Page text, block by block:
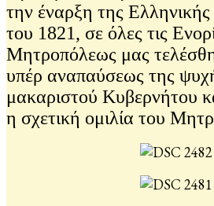
την έναρξη της
του 1821, σε όλες τις
Μητροπόλεως μας
υπέρ αναπαύσεως της
μακαριστού Κυβερνήτου
η σχετική ομιλία του